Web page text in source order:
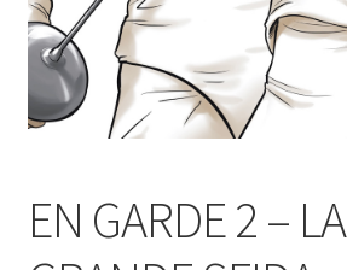
EN GARDE 2 – LA